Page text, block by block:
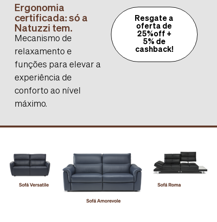
Ergonomia
certificada: só a
Natuzzi tem.
Mecanismo de
relaxamento e
funções para elevar a
experiência de
conforto ao nível
máximo.
Resgate a
oferta de
25%off +
5% de
cashback!